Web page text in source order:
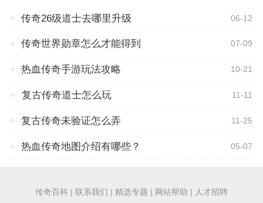
传奇26级道士去哪里升级 06-12
传奇世界勋章怎么才能得到 07-09
热血传奇手游玩法攻略 10-21
复古传奇道士怎么玩 11-11
复古传奇未验证怎么弄 11-25
热血传奇地图介绍有哪些？ 05-07
传奇百科 | 联系我们 | 精选专题 | 网站帮助 | 人才招聘